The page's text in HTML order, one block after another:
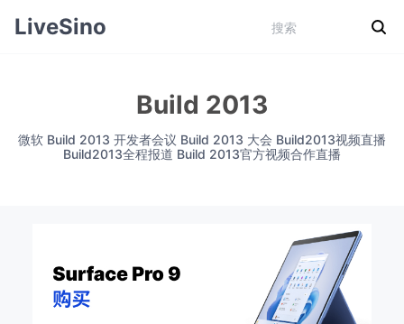
LiveSino
Build 2013
微软 Build 2013 开发者会议 Build 2013 大会 Build2013视频直播
Build2013全程报道 Build 2013官方视频合作直播